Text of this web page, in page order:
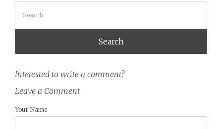
Interested to write a comment?
Leave a Comment
Your Name